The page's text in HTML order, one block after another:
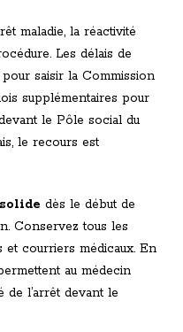
maladie, la réactivité
Les délais de
pour saisir la Commission
supplémentaires pour
le Pôle social du
le recours est
dès le début de
Conservez tous les
et courriers médicaux. En
au médecin
l’arrêt devant le